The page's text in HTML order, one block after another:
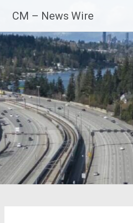
Inhalt
springen
CM – News Wire